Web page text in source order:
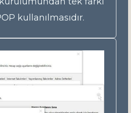
kullanılmasıdır.